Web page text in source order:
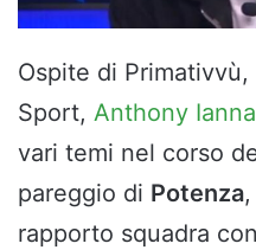
Ospite di
Sport, Anthony
vari temi nel corso
pareggio di Potenza
rapporto squadra con